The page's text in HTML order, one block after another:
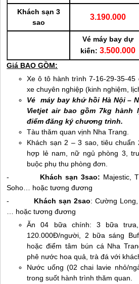
Khách sạn 3
sao
3.190.000
Vé máy bay dự
kiến: 3.500.000
Giá BAO GỒM:
Xe ô tô hành trình 7-16-29-35-
xe chuyên nghiệp (kinh nghiệm,
Vé máy bay khứ hồi Hà Nội –
Vietjet air bao gồm 7kg
điểm đăng ký chương trình.
Tàu thăm quan vịnh Nha Trang
Khách sạn 2 – 3 sao, tiêu
hợp lẻ nam, nữ ngủ phòng 3,
buộc phụ thu phòng đơn.
- Khách sạn 3sao: Majestic,
Soho… hoặc tương đương
- Khách sạn 2sao: Cường
… hoặc tương đương
Ăn 04 bữa chính: 3 bữa
120.000Đ/người, 2 bữa sáng
hoặc điểm tâm bún cá Nha
phê nước hoa quả, trà đá với
Nước uống (02 chai lavie nhỏ/
trong suốt hành trình thăm quan.